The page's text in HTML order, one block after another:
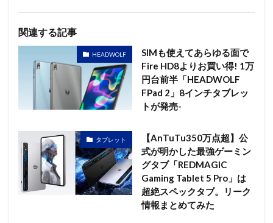
関連する記事
HEADWOLF
SIMも使えてあらゆる面で
Fire HD8よりお買い得! 1万
円台前半「HEADWOLF
FPad 2」8インチタブレッ
トが発売-
タブレット
【AnTuTu350万点超】公
式が明かした最強ゲーミン
グタブ「REDMAGIC
Gaming Tablet 5 Pro」は
超絶スペックタブ。リーク
情報まとめてみた